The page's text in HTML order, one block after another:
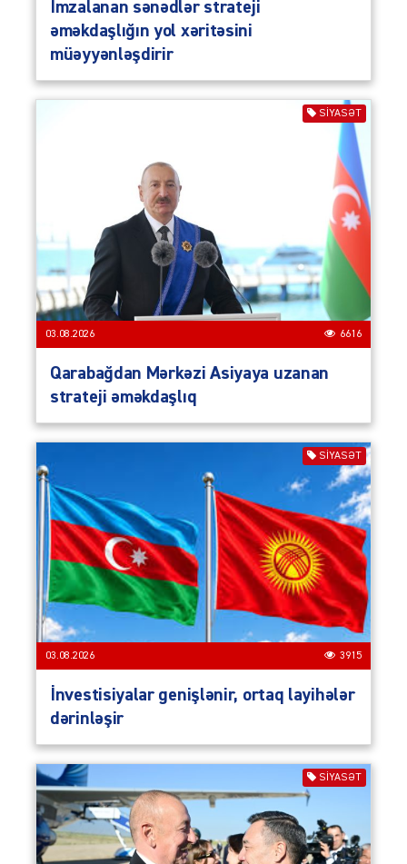
İmzalanan sənədlər strateji
əməkdaşlığın yol xəritəsini
müəyyənləşdirir
SIYASƏT
03.08.2026 6616
Qarabağdan Mərkəzi Asiyaya uzanan
strateji əməkdaşlıq
SIYASƏT
03.08.2026 3915
İnvestisiyalar genişlənir, ortaq layihələr
dərinləşir
SIYASƏT